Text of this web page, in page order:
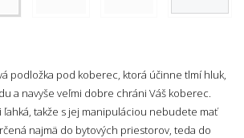
podložka pod koberec, ktorá účinne tlmí hluk,
a navyše veľmi dobre chráni Váš koberec.
ľahká, takže s jej manipuláciou nebudete mať
najmä do bytových priestorov, teda do